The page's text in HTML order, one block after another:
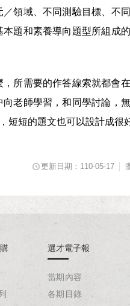
領域、不同測驗目標、不
題和素養導向題型所組成
所需要的作答線索就都會
老師學習，和同學討論，無
短的題文也可以設計成很
更新日期：110-05-17
選才電子報
當期內容
各期目錄